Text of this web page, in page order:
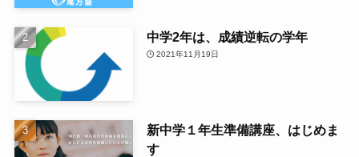
中学2年は、成績逆転の学年
2021年11月19日
新中学１年生準備講座、はじめま
す